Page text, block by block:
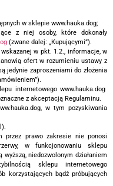
w sklepie www.hauka.dog;
z niej osoby, które dokonały
(zwane dalej: „Kupującymi”).
w pkt. 1.2., informacje, w
ofert w rozumieniu ustawy z
jedynie zaproszeniami do złożenia
internetowego www.hauka.dog
z akceptacją Regulaminu.
w tym pozyskiwania
przez prawo zakresie nie ponosi
w funkcjonowaniu sklepu
niedozwolonym działaniem
sklepu internetowego
korzystających bądź próbujących